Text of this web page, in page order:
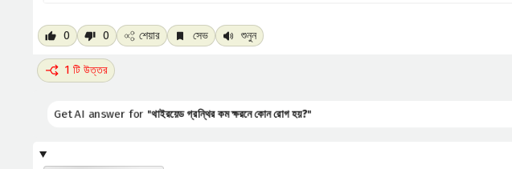
0 0 শেয়ার সেভ শুনুন
1 টি উত্তর
Get AI answer for "থাইরয়েড গ্রন্থির কম ক্ষরনে কোন রোগ হয়?"